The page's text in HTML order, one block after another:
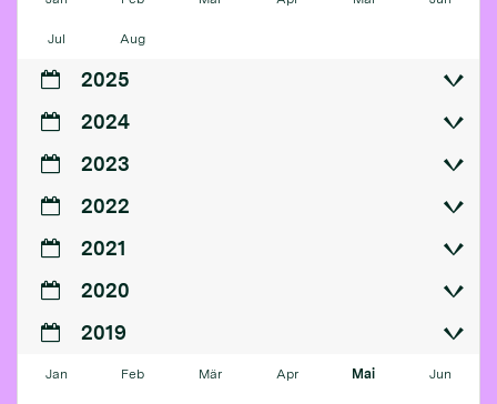
Jul Aug
2025
2024
2023
2022
2021
2020
2019
Jan Feb Mär Apr Mai Jun